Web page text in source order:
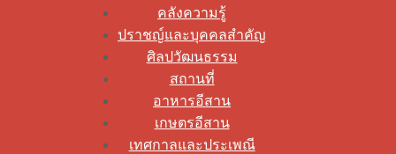
คลังความรู้
ปราชญ์และบุคคลสำคัญ
ศิลปวัฒนธรรม
สถานที่
อาหารอีสาน
เกษตรอีสาน
เทศกาลและประเพณี